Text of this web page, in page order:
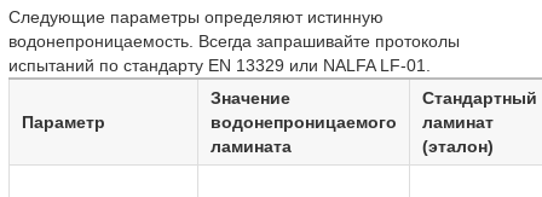
Следующие параметры определяют истинную
водонепроницаемость. Всегда запрашивайте протоколы
испытаний по стандарту EN 13329 или NALFA LF-01.
Параметр
Значение
водонепроницаемого
ламината
Стандартный
ламинат
(эталон)